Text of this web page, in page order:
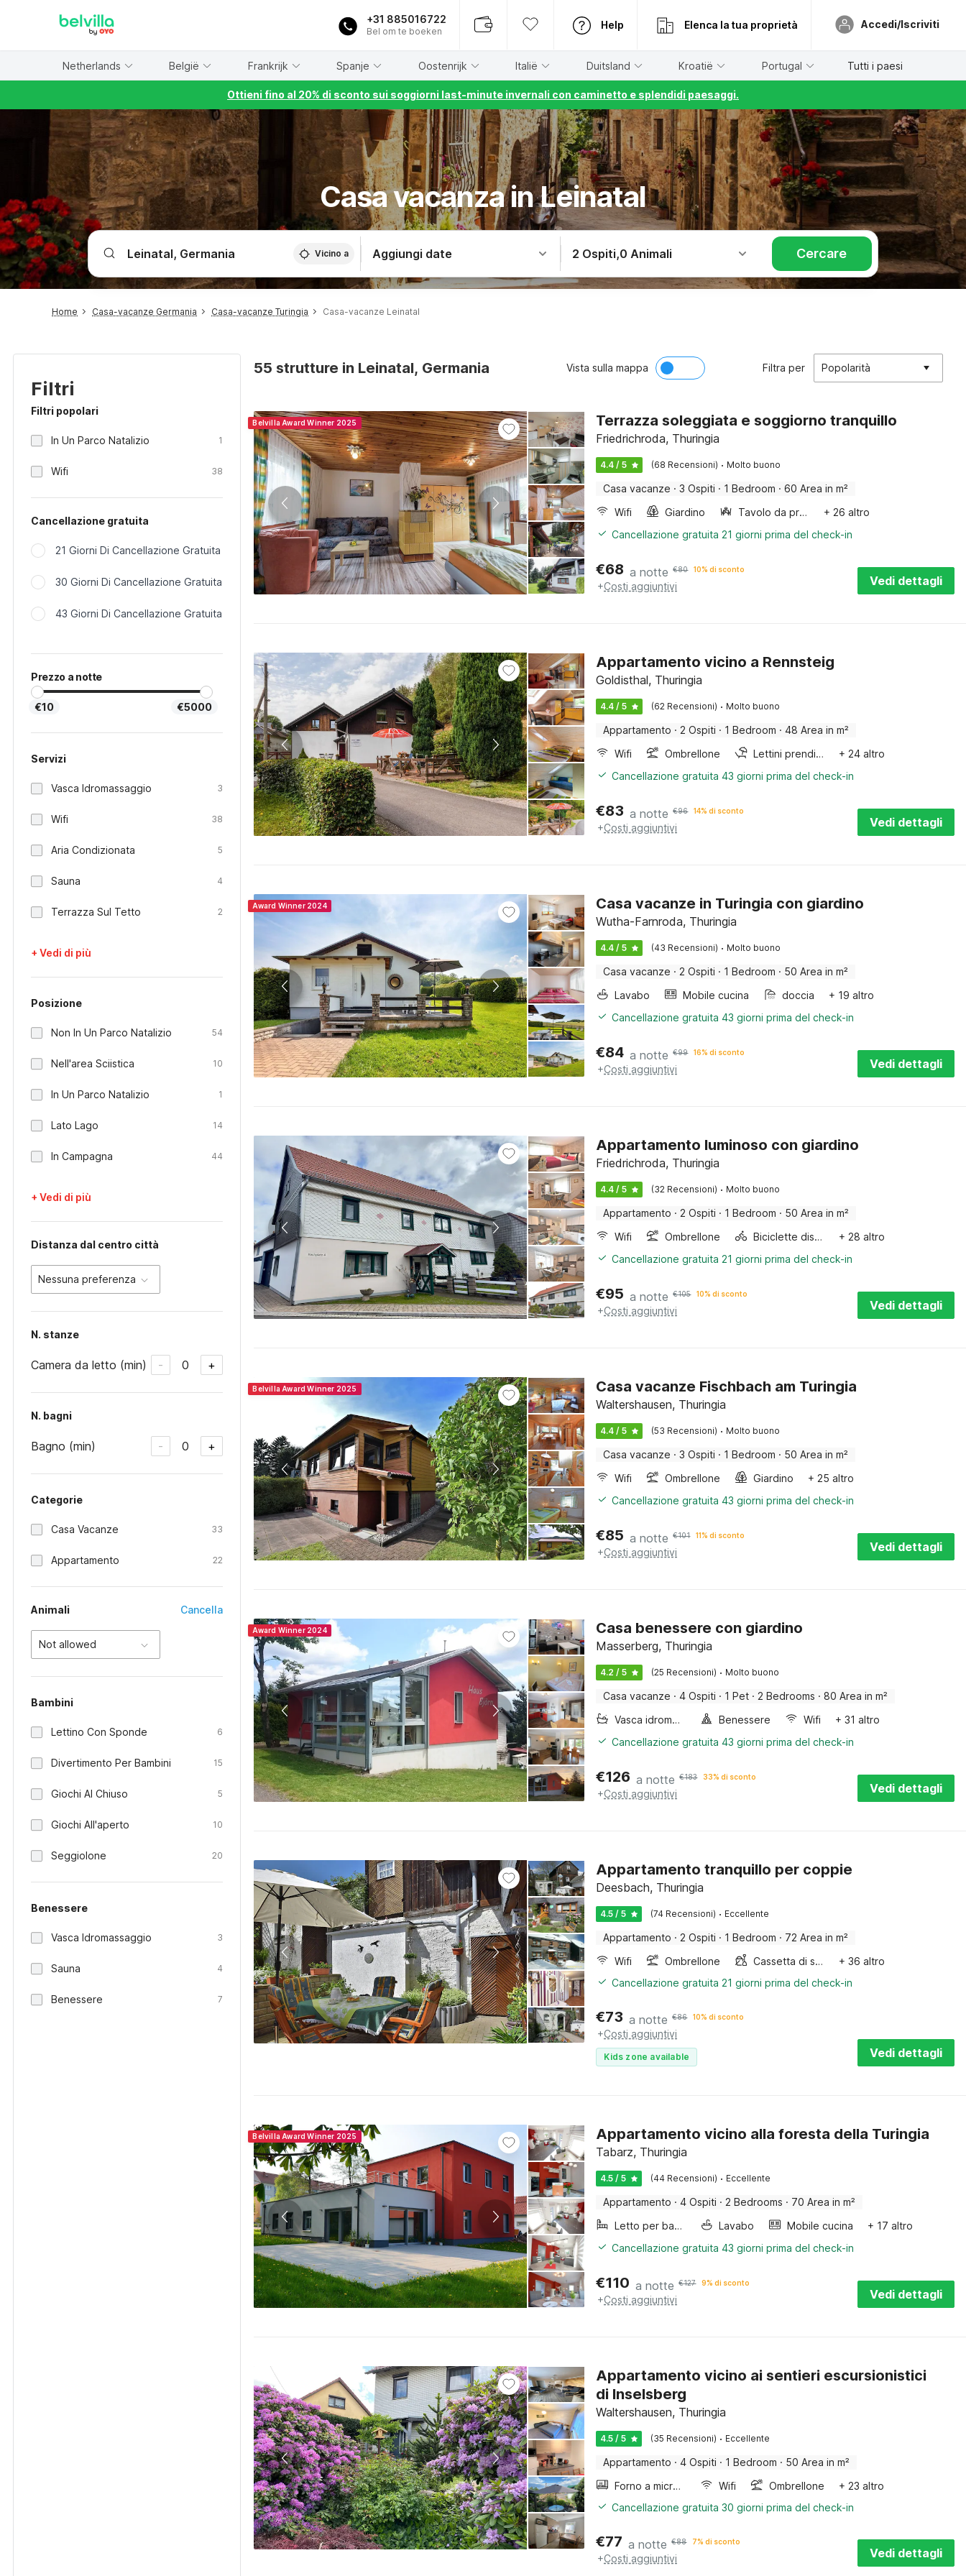
+31 885016722
Bel om te boeken
Help Elenca la tua proprietà Accedi/Iscriviti
Netherlands België Frankrijk Spanje Oostenrijk Italië Duitsland Kroatië Portugal Tutti i paesi
Ottieni fino al 20% di sconto sui soggiorni last-minute invernali con caminetto e splendidi paesaggi.
Casa vacanza in Leinatal
Vicino a Aggiungi date 2 Ospiti,0 Animali Cercare
Home Casa-vacanze Germania Casa-vacanze Turingia Casa-vacanze Leinatal
Filtri
Filtri popolari
In Un Parco Natalizio 1
Wifi 38
Cancellazione gratuita
21 Giorni Di Cancellazione Gratuita
30 Giorni Di Cancellazione Gratuita
43 Giorni Di Cancellazione Gratuita
Prezzo a notte
€10 €5000
Servizi
Vasca Idromassaggio 3
Wifi 38
Aria Condizionata 5
Sauna 4
Terrazza Sul Tetto 2
+ Vedi di più
Posizione
Non In Un Parco Natalizio 54
Nell'area Sciistica 10
In Un Parco Natalizio 1
Lato Lago 14
In Campagna 44
+ Vedi di più
Distanza dal centro città
Nessuna preferenza
N. stanze
Camera da letto (min) - 0 +
N. bagni
Bagno (min) - 0 +
Categorie
Casa Vacanze 33
Appartamento 22
Animali Cancella
Not allowed
Bambini
Lettino Con Sponde 6
Divertimento Per Bambini 15
Giochi Al Chiuso 5
Giochi All'aperto 10
Seggiolone 20
Benessere
Vasca Idromassaggio 3
Sauna 4
Benessere 7
55 strutture in Leinatal, Germania Vista sulla mappa Filtra per Popolarità
Belvilla Award Winner 2025 Terrazza soleggiata e soggiorno tranquillo
Friedrichroda, Thuringia
4.4 / 5 (68 Recensioni) · Molto buono
Casa vacanze · 3 Ospiti · 1 Bedroom · 60 Area in m²
Wifi
Giardino Tavolo da pranzo
+ 26 altro
Cancellazione gratuita 21 giorni prima del check-in
€68 a notte €80 10% di sconto
+Costi aggiuntivi Vedi dettagli
Appartamento vicino a Rennsteig
Goldisthal, Thuringia
4.4 / 5 (62 Recensioni) · Molto buono
Appartamento · 2 Ospiti · 1 Bedroom · 48 Area in m²
Wifi
Ombrellone Lettini prendisole
+ 24 altro
Cancellazione gratuita 43 giorni prima del check-in
€83 a notte €96 14% di sconto
+Costi aggiuntivi Vedi dettagli
Award Winner 2024 Casa vacanze in Turingia con giardino
Wutha-Farnroda, Thuringia
4.4 / 5 (43 Recensioni) · Molto buono
Casa vacanze · 2 Ospiti · 1 Bedroom · 50 Area in m²
Lavabo
Mobile cucina doccia
+ 19 altro
Cancellazione gratuita 43 giorni prima del check-in
€84 a notte €99 16% di sconto
+Costi aggiuntivi Vedi dettagli
Appartamento luminoso con giardino
Friedrichroda, Thuringia
4.4 / 5 (32 Recensioni) · Molto buono
Appartamento · 2 Ospiti · 1 Bedroom · 50 Area in m²
Wifi
Ombrellone Biciclette disponibili
+ 28 altro
Cancellazione gratuita 21 giorni prima del check-in
€95 a notte €105 10% di sconto
+Costi aggiuntivi Vedi dettagli
Belvilla Award Winner 2025 Casa vacanze Fischbach am Turingia
Waltershausen, Thuringia
4.4 / 5 (53 Recensioni) · Molto buono
Casa vacanze · 3 Ospiti · 1 Bedroom · 50 Area in m²
Wifi
Ombrellone Giardino
+ 25 altro
Cancellazione gratuita 43 giorni prima del check-in
€85 a notte €101 11% di sconto
+Costi aggiuntivi Vedi dettagli
Award Winner 2024 Casa benessere con giardino
Masserberg, Thuringia
4.2 / 5 (25 Recensioni) · Molto buono
Casa vacanze · 4 Ospiti · 1 Pet · 2 Bedrooms · 80 Area in m²
Vasca idromassaggio
Benessere Wifi
+ 31 altro
Cancellazione gratuita 43 giorni prima del check-in
€126 a notte €183 33% di sconto
+Costi aggiuntivi Vedi dettagli
Appartamento tranquillo per coppie
Deesbach, Thuringia
4.5 / 5 (74 Recensioni) · Eccellente
Appartamento · 2 Ospiti · 1 Bedroom · 72 Area in m²
Wifi
Ombrellone Cassetta di sabbia
+ 36 altro
Cancellazione gratuita 21 giorni prima del check-in
€73 a notte €86 10% di sconto
+Costi aggiuntivi
Kids zone available Vedi dettagli
Belvilla Award Winner 2025 Appartamento vicino alla foresta della Turingia
Tabarz, Thuringia
4.5 / 5 (44 Recensioni) · Eccellente
Appartamento · 4 Ospiti · 2 Bedrooms · 70 Area in m²
Letto per bambini
Lavabo Mobile cucina
+ 17 altro
Cancellazione gratuita 43 giorni prima del check-in
€110 a notte €127 9% di sconto
+Costi aggiuntivi Vedi dettagli
Appartamento vicino ai sentieri escursionistici
di Inselsberg
Waltershausen, Thuringia
4.5 / 5 (35 Recensioni) · Eccellente
Appartamento · 4 Ospiti · 1 Bedroom · 50 Area in m²
Forno a microonde combinato
Wifi Ombrellone
+ 23 altro
Cancellazione gratuita 30 giorni prima del check-in
€77 a notte €88 7% di sconto
+Costi aggiuntivi Vedi dettagli